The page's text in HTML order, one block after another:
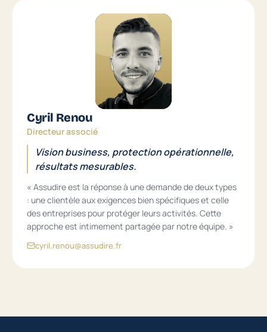
Cyril Renou
Directeur associé
Vision business, protection opérationnelle,
résultats mesurables.
« Assudire est la réponse à une demande de deux types
: une clientèle aux exigences bien spécifiques et celle
des entreprises pour protéger leurs activités. Cette
approche est intimement partagée par notre équipe. »
cyril.renou@assudire.fr